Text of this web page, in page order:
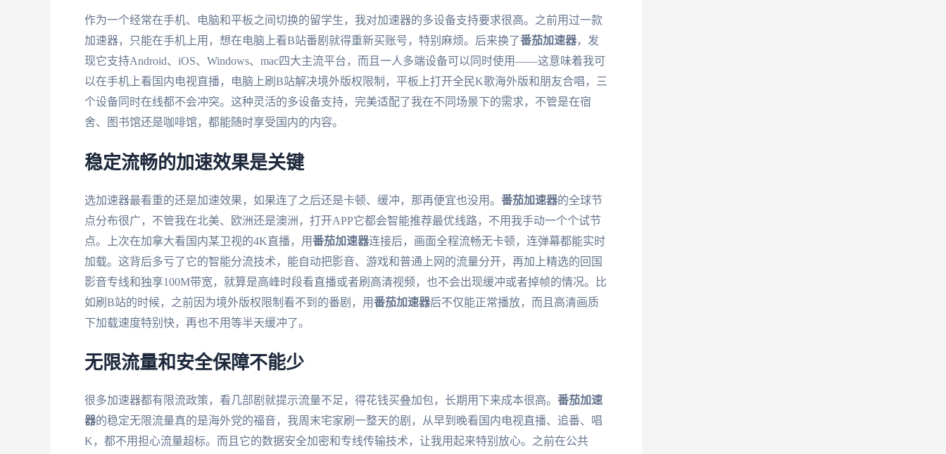
作为一个经常在手机、电脑和平板之间切换的留学生，我对加速器的多设备支持要求很高。之前用过一款
加速器，只能在手机上用，想在电脑上看B站番剧就得重新买账号，特别麻烦。后来换了番茄加速器，发
现它支持Android、iOS、Windows、mac四大主流平台，而且一人多端设备可以同时使用——这意味着我可
以在手机上看国内电视直播，电脑上刷B站解决境外版权限制，平板上打开全民K歌海外版和朋友合唱，三
个设备同时在线都不会冲突。这种灵活的多设备支持，完美适配了我在不同场景下的需求，不管是在宿
舍、图书馆还是咖啡馆，都能随时享受国内的内容。
稳定流畅的加速效果是关键
选加速器最看重的还是加速效果，如果连了之后还是卡顿、缓冲，那再便宜也没用。 番茄加速器的全球节
点分布很广，不管我在北美、欧洲还是澳洲，打开APP它都会智能推荐最优线路，不用我手动一个个试节
点。上次在加拿大看国内某卫视的4K直播，用番茄加速器连接后，画面全程流畅无卡顿，连弹幕都能实时
加载。这背后多亏了它的智能分流技术，能自动把影音、游戏和普通上网的流量分开，再加上精选的回国
影音专线和独享100M带宽，就算是高峰时段看直播或者刷高清视频，也不会出现缓冲或者掉帧的情况。比
如刷B站的时候，之前因为境外版权限制看不到的番剧，用番茄加速器后不仅能正常播放，而且高清画质
下加载速度特别快，再也不用等半天缓冲了。
无限流量和安全保障不能少
很多加速器都有限流政策，看几部剧就提示流量不足，得花钱买叠加包，长期用下来成本很高。 番茄加速
器的稳定无限流量真的是海外党的福音，我周末宅家刷一整天的剧，从早到晚看国内电视直播、追番、唱
K，都不用担心流量超标。而且它的数据安全加密和专线传输技术，让我用起来特别放心。之前在公共